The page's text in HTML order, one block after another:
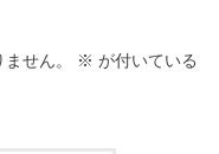
せん。 ※ が付いている